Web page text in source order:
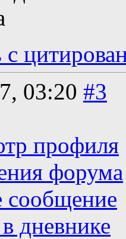
с
03:20 #3
профиля
форума
сообщение
дневнике